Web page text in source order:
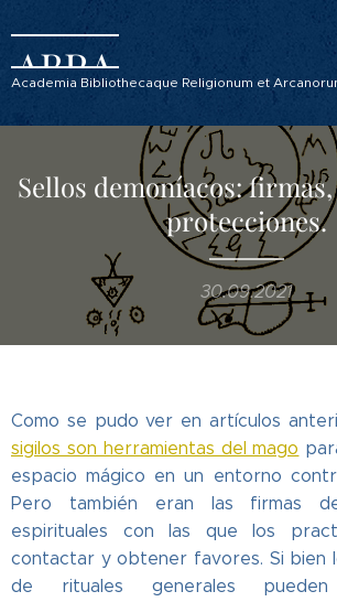
ABRA
Academia Bibliothecaque Religionum et
Sellos demoníacos:
protecciones.
30.09.2021
Como se pudo ver en artículos
sigilos son herramientas del mago
espacio mágico en un entorno
Pero también eran las firmas
espirituales con las que los
contactar y obtener favores. Si bien
de rituales generales